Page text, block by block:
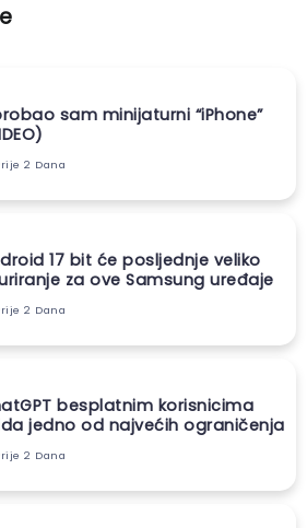
sam minijaturni “iPhone”
2 Dana
17 bit će posljednje veliko
za ove Samsung uređaje
2 Dana
besplatnim korisnicima
jedno od najvećih ograničenja
2 Dana